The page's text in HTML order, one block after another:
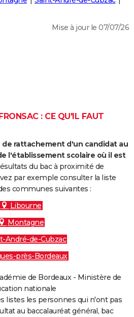
Mise à jour le 07/07/26
: CE QU'IL FAUT
de rattachement d'un candidat au
l'établissement scolaire où il est
du bac à proximité de
par exemple consulter la liste
communes suivantes :
Libourne
Montagne
André-de-Cubzac
près-Bordeaux
de Bordeaux - Ministère de
nationale
listes les personnes qui n'ont pas
au baccalauréat général, bac